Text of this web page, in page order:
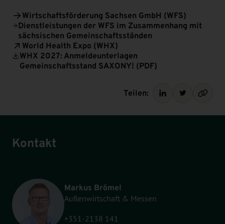
Wirtschaftsförderung Sachsen GmbH (WFS)
Dienstleistungen der WFS im Zusammenhang mit
sächsischen Gemeinschaftsständen
World Health Expo (WHX)
WHX 2027: Anmeldeunterlagen
Gemeinschaftsstand SAXONY! (PDF)
Teilen:
Kontakt
Markus Brömel
Außenwirtschaft & Messen
+351-2138 141